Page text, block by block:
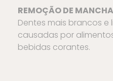
REMOÇÃO DE
Dentes mais brancos e
causadas por
bebidas corantes.